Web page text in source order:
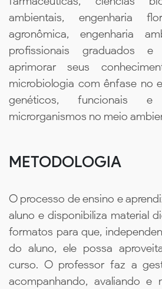
ambientais, engenharia
agronômica, engenharia
profissionais graduados e
aprimorar seus
microbiologia com ênfase no
genéticos, funcionais
microrganismos no meio
METODOLOGIA
O processo de ensino e
aluno e disponibiliza material
formatos para que,
do aluno, ele possa
curso. O professor faz a
acompanhando, avaliando e